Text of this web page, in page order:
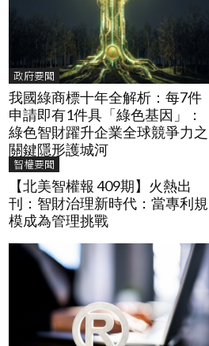
政府要聞
我國綠商標十年全解析：每7件
申請即有1件具「綠色基因」：
綠色智財躍升企業全球競爭力之
關鍵隱形護城河
智權要聞
【北美智權報 409期】火熱出
刊：智財治理新時代：當專利規
模成為管理挑戰